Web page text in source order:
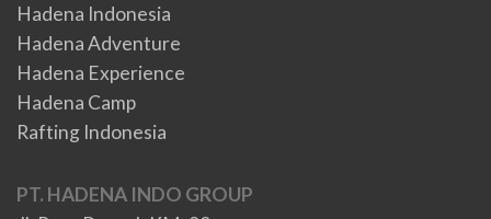
Hadena Indonesia
Hadena Adventure
Hadena Experience
Hadena Camp
Rafting Indonesia
PT. HADENA INDO GROUP